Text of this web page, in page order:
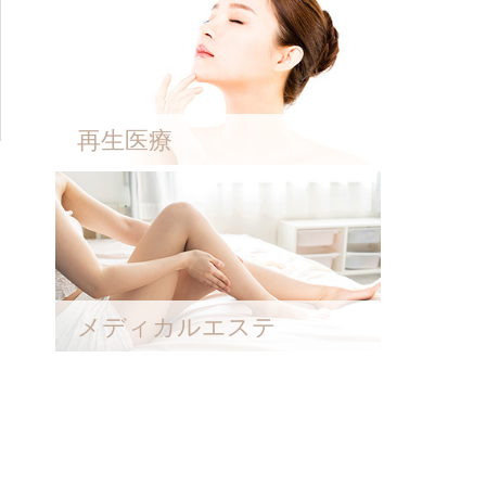
再生医療
メディカルエステ